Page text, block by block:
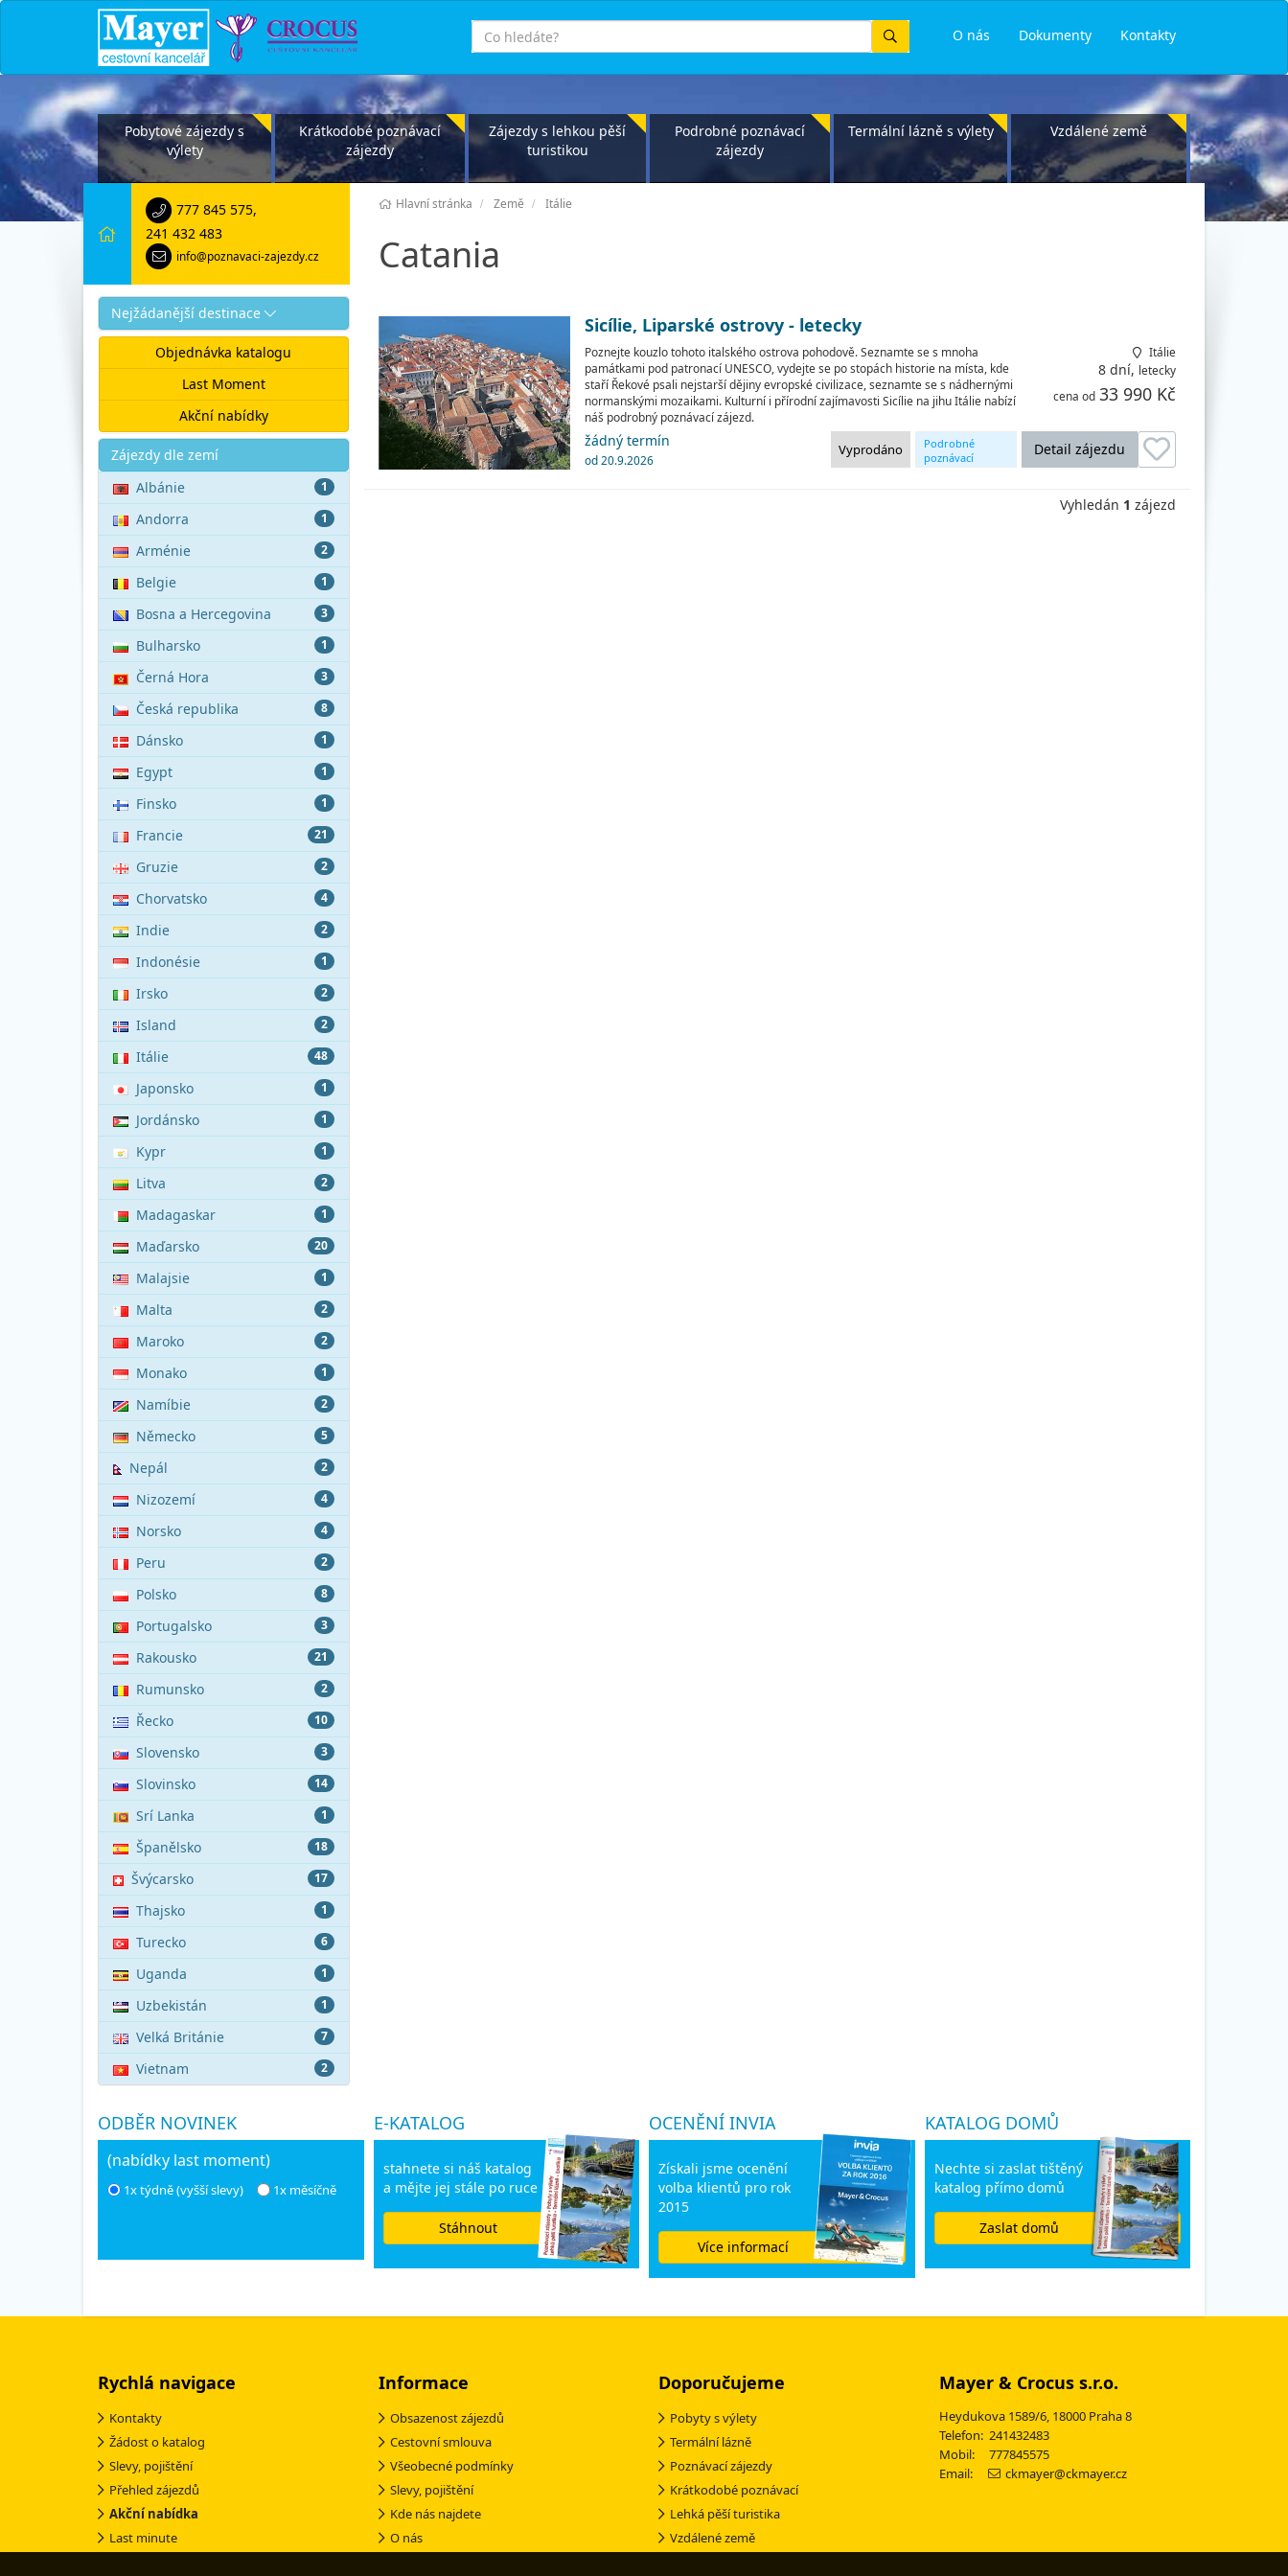
Kontakty
Dokumenty
O nás
co
hledáte
Pobytové zájezdy s
výlety
Krátkodobé poznávací
zájezdy
Zájezdy s lehkou pěší
turistikou
Podrobné poznávací
zájezdy
Termální lázně s výlety Vzdálené země
Hlavní stránka Země Itálie
Catania
777 845 575,
241 432 483
info@poznavaci-zajezdy.cz
Nejžádanější destinace
Objednávka katalogu
Last Moment
Akční nabídky
Akce
Zájezdy dle zemí
1
Albánie
1
Andorra
2
Arménie
1
Belgie
3
Bosna a Hercegovina
1
Bulharsko
3
Černá Hora
8
Česká republika
1
Dánsko
1
Egypt
1
Finsko
21
Francie
2
Gruzie
4
Chorvatsko
2
Indie
1
Indonésie
2
Irsko
2
Island
48
Itálie
1
Japonsko
1
Jordánsko
1
Kypr
2
Litva
1
Madagaskar
20
Maďarsko
1
Malajsie
2
Malta
2
Maroko
1
Monako
2
Namíbie
5
Německo
2
Nepál
4
Nizozemí
4
Norsko
2
Peru
8
Polsko
3
Portugalsko
21
Rakousko
2
Rumunsko
10
Řecko
3
Slovensko
14
Slovinsko
1
Srí Lanka
18
Španělsko
17
Švýcarsko
1
Thajsko
6
Turecko
1
Uganda
1
Uzbekistán
7
Velká Británie
2
Vietnam
Sicílie, Liparské ostrovy - letecky
Poznejte kouzlo tohoto italského ostrova pohodově. Seznamte se s mnoha
památkami pod patronací UNESCO, vydejte se po stopách historie na místa, kde
staří Řekové psali nejstarší dějiny evropské civilizace, seznamte se s nádhernými
normanskými mozaikami. Kulturní i přírodní zajímavosti Sicílie na jihu Itálie nabízí
náš podrobný poznávací zájezd.
Itálie
8 dní, letecky
cena od 33 990 Kč
Detail zájezdu
Podrobné
poznávací
Vyprodáno
žádný termín
od 20.9.2026
Vyhledán 1 zájezd
ODBĚR NOVINEK
(nabídky last moment)
1x týdně (vyšší slevy) 1x měsíčně
E-KATALOG
stahnete si náš katalog
a mějte jej stále po ruce
Stáhnout
OCENĚNÍ INVIA
Získali jsme ocenění
volba klientů pro rok
2015
Více informací
KATALOG DOMŮ
Nechte si zaslat tištěný
katalog přímo domů
Zaslat domů
Rychlá navigace
Kontakty
Žádost o katalog
Slevy, pojištění
Přehled zájezdů
Akční nabídka
Last minute
Informace
Obsazenost zájezdů
Cestovní smlouva
Všeobecné podmínky
Slevy, pojištění
Kde nás najdete
O nás
Doporučujeme
Pobyty s výlety
Termální lázně
Poznávací zájezdy
Krátkodobé poznávací
Lehká pěší turistika
Vzdálené země
Mayer & Crocus s.r.o.
Heydukova 1589/6, 18000 Praha 8
Telefon: 241432483
Mobil: 777845575
Email:
ckmayer@ckmayer.cz